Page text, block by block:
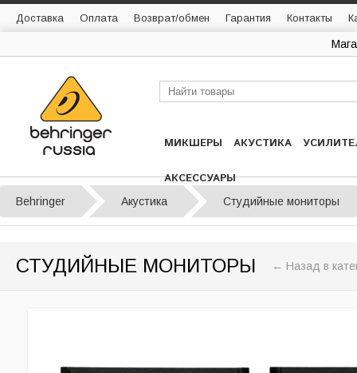
Доставка Оплата Возврат/обмен Гарантия Контакты
МИКШЕРЫ АКУСТИКА
АКСЕССУАРЫ
Behringer Акустика Студийные мониторы
СТУДИЙНЫЕ МОНИТОРЫ ← Назад в